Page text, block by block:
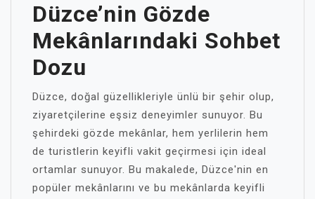
Düzce’nin Gözde
Mekânlarındaki Sohbet
Dozu
Düzce, doğal güzellikleriyle ünlü bir şehir olup,
ziyaretçilerine eşsiz deneyimler sunuyor. Bu
şehirdeki gözde mekânlar, hem yerlilerin hem
de turistlerin keyifli vakit geçirmesi için ideal
ortamlar sunuyor. Bu makalede, Düzce'nin en
popüler mekânlarını ve bu mekânlarda keyifli